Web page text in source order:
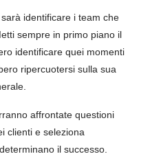
identificare i team che
sempre in primo piano il
identificare quei momenti
ripercuotersi sulla sua
affrontate questioni
clienti e seleziona
il successo.